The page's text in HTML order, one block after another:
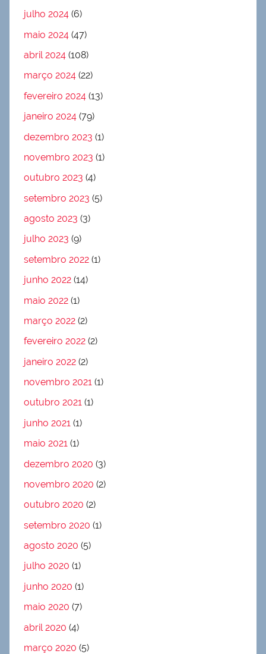
julho 2024 (6)
maio 2024 (47)
abril 2024 (108)
março 2024 (22)
fevereiro 2024 (13)
janeiro 2024 (79)
dezembro 2023 (1)
novembro 2023 (1)
outubro 2023 (4)
setembro 2023 (5)
agosto 2023 (3)
julho 2023 (9)
setembro 2022 (1)
junho 2022 (14)
maio 2022 (1)
março 2022 (2)
fevereiro 2022 (2)
janeiro 2022 (2)
novembro 2021 (1)
outubro 2021 (1)
junho 2021 (1)
maio 2021 (1)
dezembro 2020 (3)
novembro 2020 (2)
outubro 2020 (2)
setembro 2020 (1)
agosto 2020 (5)
julho 2020 (1)
junho 2020 (1)
maio 2020 (7)
abril 2020 (4)
março 2020 (5)